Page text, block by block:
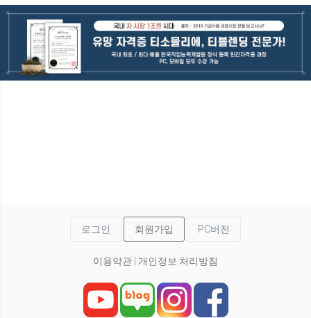
로그인 회원가입 PC버전
이용약관 개인정보 처리방침